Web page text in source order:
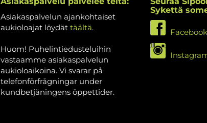
Asiakaspalvelun ajankohtaiset
aukioloajat löydät täältä.
Huom! Puhelintiedusteluihin
vastaamme asiakaspalvelun
aukioloaikoina. Vi svarar på
telefonförfrågningar under
kundbetjäningens öppettider.
Sykettä
Facebook